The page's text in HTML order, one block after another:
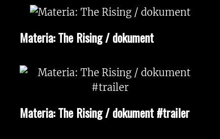
Materia: The Rising / dokument
Materia: The Rising / dokument #trailer